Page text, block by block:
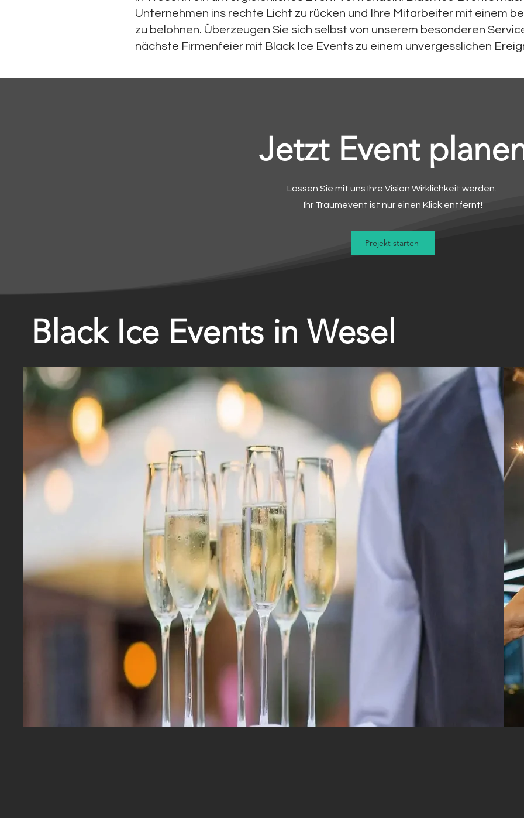
Unternehmen ins rechte Licht zu rücken und Ihre Mitarbeiter mit einem
zu belohnen. Überzeugen Sie sich selbst von unserem besonderen
nächste Firmenfeier mit Black Ice Events zu einem unvergesslichen
Jetzt Event
Lassen Sie mit uns Ihre Vision Wirklichkeit werden.
Ihr Traumevent ist nur einen Klick entfernt!
Projekt starten
Black Ice Events in Wesel